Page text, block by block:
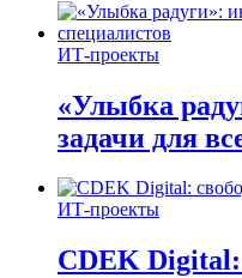
ИТ-проекты
«Улыбка
задачи для
ИТ-проекты
CDEK Digital: